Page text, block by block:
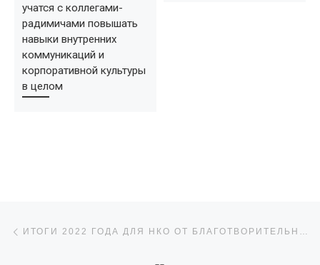
учатся с коллегами-
радимичами повышать
навыки внутренних
коммуникаций и
корпоративной культуры
в целом
Навигация по записям ИТОГИ 2022 ГОДА ДЛЯ НКО ОТ БЛАГОТВОРИТЕЛЬНОГО ФОНДА «НУЖНА ПОМОЩЬ»